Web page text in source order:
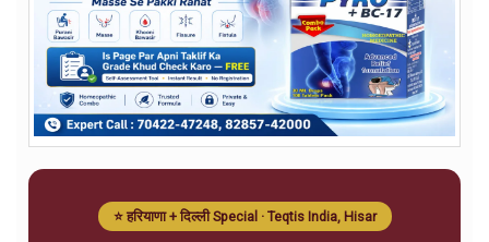
⭐ हरियाणा + दिल्ली Special · Teqtis India, Hisar